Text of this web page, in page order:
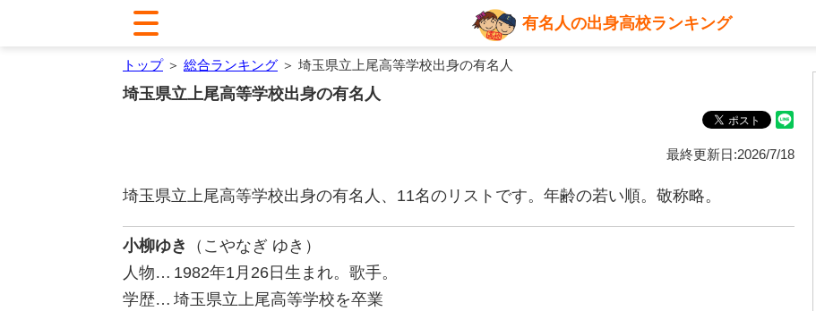
有名人の出身高校ランキング
トップ＞ 総合ランキング ＞ 埼玉県立上尾高等学校出身の有名人
埼玉県立上尾高等学校出身の有名人
最終更新日:2026/7/18
埼玉県立上尾高等学校出身の有名人、11名のリストです。年齢の若い順。敬称略。
小柳ゆき
（こやなぎ ゆき）
人物… 1982年1月26日生まれ。歌手。
学歴… 埼玉県立上尾高等学校を卒業